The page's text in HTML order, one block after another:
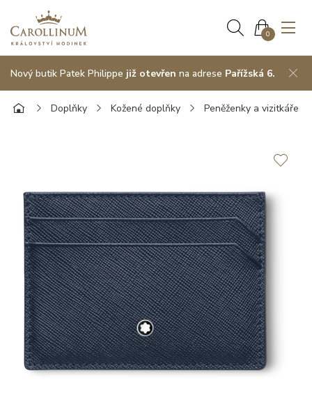
0
Nový butik Patek Philippe již otevřen na adrese Pařížská 6.
Doplňky Kožené doplňky Peněženky a vizitkáře